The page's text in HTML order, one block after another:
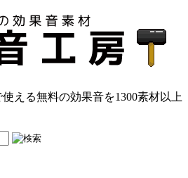
える無料の効果音を1300素材以上